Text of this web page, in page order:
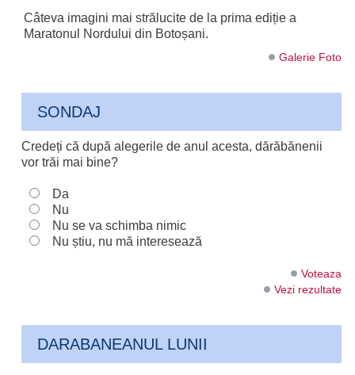
Câteva imagini mai strălucite de la prima ediție a
Maratonul Nordului din Botoșani.
Galerie Foto
SONDAJ
Credeți că după alegerile de anul acesta, dărăbănenii
vor trăi mai bine?
Da
Nu
Nu se va schimba nimic
Nu știu, nu mă interesează
Voteaza
Vezi rezultate
DARABANEANUL LUNII